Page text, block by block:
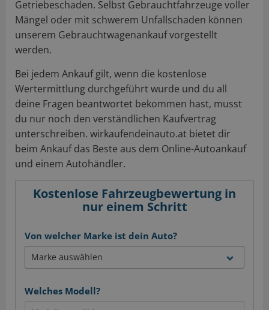
Getriebeschaden. Selbst Gebrauchtfahrzeuge voller
Mängel oder mit schwerem Unfallschaden können
unserem Gebrauchtwagenankauf vorgestellt
werden.
Bei jedem Ankauf gilt, wenn die kostenlose
Wertermittlung durchgeführt wurde und du all
deine Fragen beantwortet bekommen hast, musst
du nur noch den verständlichen Kaufvertrag
unterschreiben. wirkaufendeinauto.at bietet dir
beim Ankauf das Beste aus dem Online-Autoankauf
und einem Autohändler.
Kostenlose Fahrzeugbewertung in
nur einem Schritt
Von welcher Marke ist dein Auto?
Welches Modell?